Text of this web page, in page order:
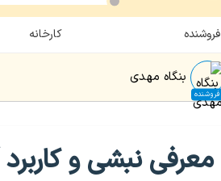
فروشنده کارخانه
فروشنده
بنگاه مهدی
معرفی نبشی و